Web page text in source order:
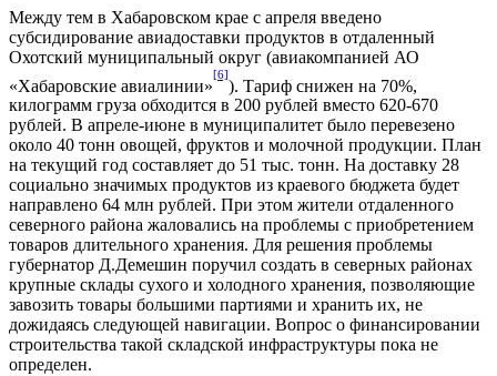
Между тем в Хабаровском крае с апреля введено
субсидирование авиадоставки продуктов в отдаленный
Охотский муниципальный округ (авиакомпанией АО
«Хабаровские авиалинии»
[6]
). Тариф снижен на 70%,
килограмм груза обходится в 200 рублей вместо 620-670
рублей. В апреле-июне в муниципалитет было перевезено
около 40 тонн овощей, фруктов и молочной продукции. План
на текущий год составляет до 51 тыс. тонн. На доставку 28
социально значимых продуктов из краевого бюджета будет
направлено 64 млн рублей. При этом жители отдаленного
северного района жаловались на проблемы с приобретением
товаров длительного хранения. Для решения проблемы
губернатор Д.Демешин поручил создать в северных районах
крупные склады сухого и холодного хранения, позволяющие
завозить товары большими партиями и хранить их, не
дожидаясь следующей навигации. Вопрос о финансировании
строительства такой складской инфраструктуры пока не
определен.